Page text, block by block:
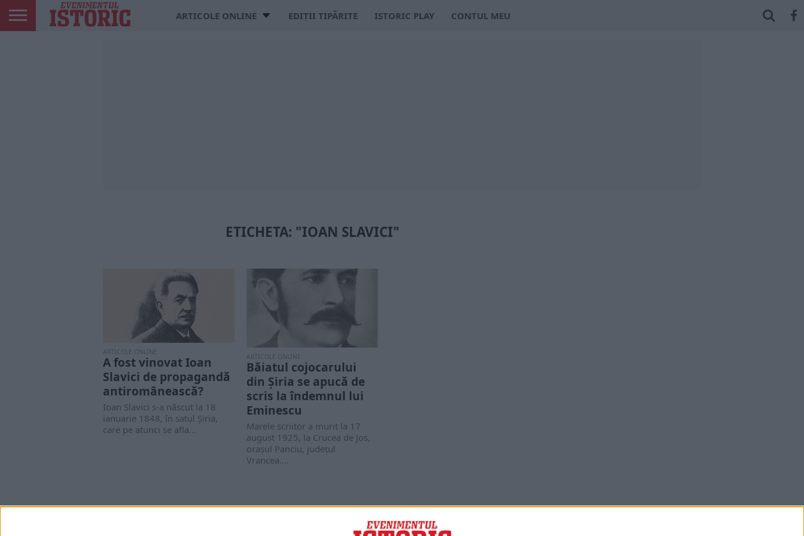
ARTICOLE ONLINE EDIȚII TIPĂRITE ISTORIC PLAY CONTUL MEU
ETICHETA: "IOAN SLAVICI"
ARTICOLE ONLINE
A fost vinovat Ioan
Slavici de propagandă
antiromânească?
Ioan Slavici s-a născut la 18
ianuarie 1848, în satul Șiria,
care pe atunci se afla...
ARTICOLE ONLINE
Băiatul cojocarului
din Șiria se apucă de
scris la îndemnul lui
Eminescu
Marele scriitor a murit la 17
august 1925, la Crucea de Jos,
oraşul Panciu, judeţul
Vrancea....